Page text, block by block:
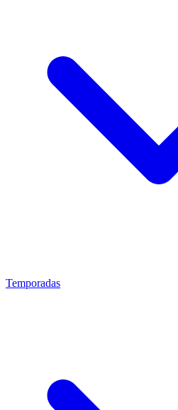
Temporadas